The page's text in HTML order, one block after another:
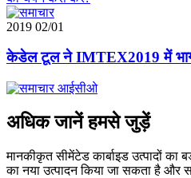
2019 02/01
केडेल टूल ने IMTEX2019 में भाग
अधिक जानें हमसे जुड़ें
मानकीकृत सीमेंटेड कार्बाइड उत्पादों का
का नया उत्पादन किया जा सकता है और